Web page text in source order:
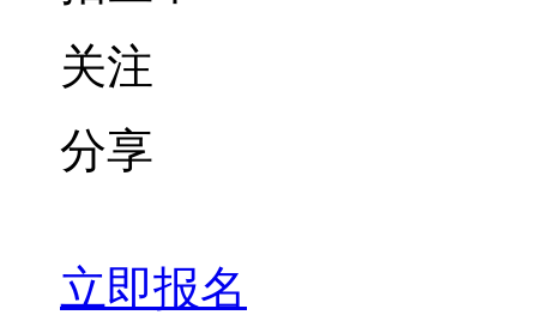
关注
分享
立即报名